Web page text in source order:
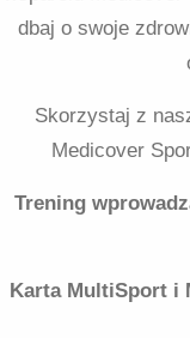
dbaj o swoje
Skorzystaj z
Medicover
Trening
Karta MultiSport i